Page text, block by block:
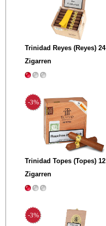
Trinidad Reyes (Reyes) 24
Zigarren
-3%
Trinidad Topes (Topes) 12
Zigarren
-3%